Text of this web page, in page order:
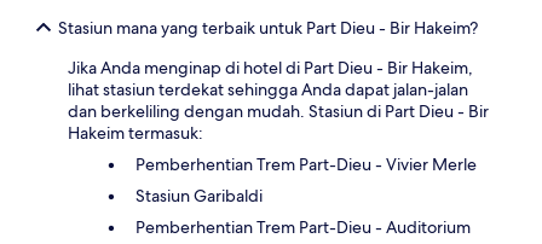
Stasiun mana yang terbaik untuk Part Dieu - Bir Hakeim?
Jika Anda menginap di hotel di Part Dieu - Bir Hakeim,
lihat stasiun terdekat sehingga Anda dapat jalan-jalan
dan berkeliling dengan mudah. Stasiun di Part Dieu - Bir
Hakeim termasuk:
Pemberhentian Trem Part-Dieu - Vivier Merle
Stasiun Garibaldi
Pemberhentian Trem Part-Dieu - Auditorium